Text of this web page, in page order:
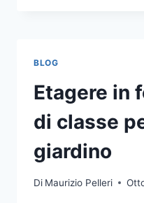
BLOG
Etagere in
di classe
giardino
Di Maurizio Pelleri